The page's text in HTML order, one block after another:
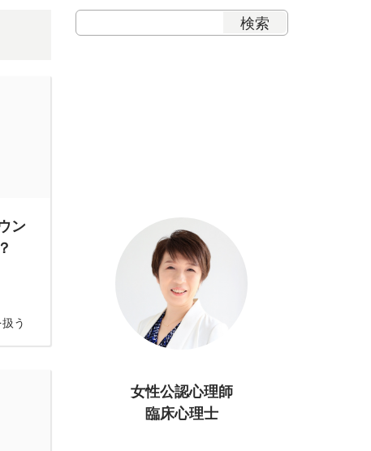
ン
う
女性公認心理師
臨床心理士